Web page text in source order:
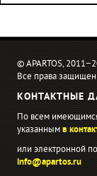
© APARTOS,
Все права
КОНТАКТНЫЕ
По всем
указаннымв
или электронной
info@apartos.ru